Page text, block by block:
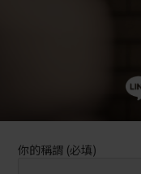
你的稱謂 (必填)